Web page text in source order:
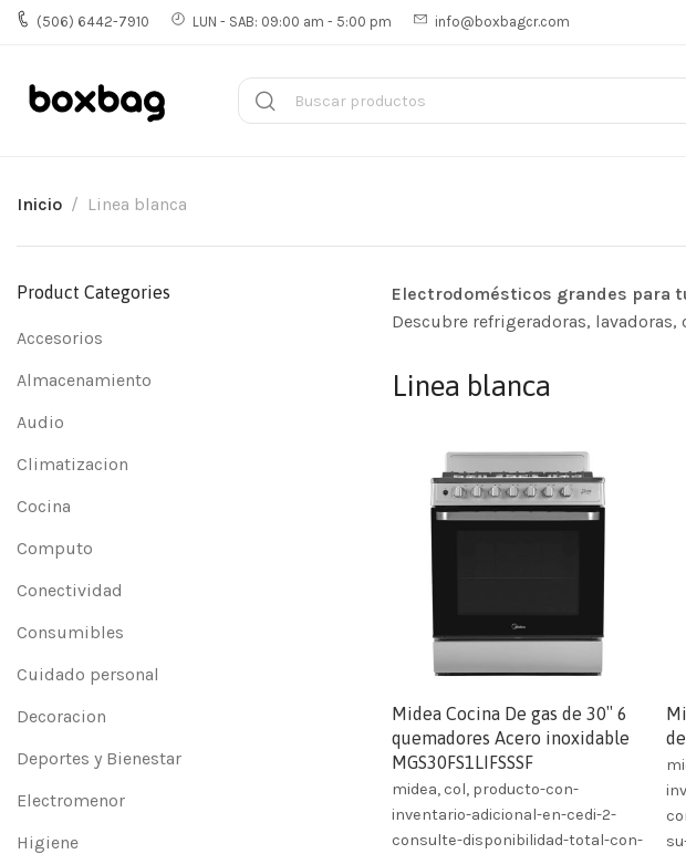
(506) 6442-7910 LUN - SAB: 09:00 am - 5:00 pm info@boxbagcr.com
Inicio Linea blanca
Product Categories
Accesorios
Almacenamiento
Audio
Climatizacion
Cocina
Computo
Conectividad
Consumibles
Cuidado personal
Decoracion
Deportes y Bienestar
Electromenor
Higiene
Electrodomésticos grandes para
Descubre refrigeradoras,
Linea blanca
Midea Cocina De gas de 30″ 6
quemadores Acero inoxidable
MGS30FS1LIFSSSF
midea, col, producto-con-
inventario-adicional-en-cedi-2-
consulte-disponibilidad-total-con-